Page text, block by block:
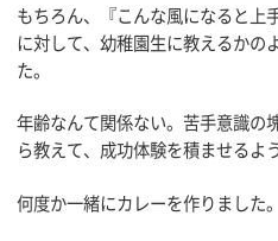
もちろん、『こんな風になると上
に対して、幼稚園生に教えるかの
た。
年齢なんて関係ない。苦手意識の
ら教えて、成功体験を積ませるよ
何度か一緒にカレーを作りました。